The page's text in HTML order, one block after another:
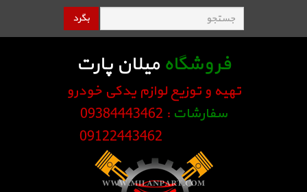
بگرد
فروشگاه میلان پارت
تهیه و توزیع لوازم یدکی خودرو
سفارشات : 09384443462